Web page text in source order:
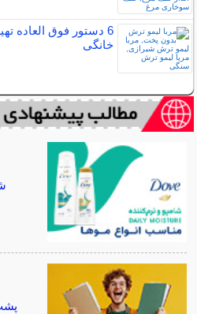
6 دستور فوق العاده
خانگی